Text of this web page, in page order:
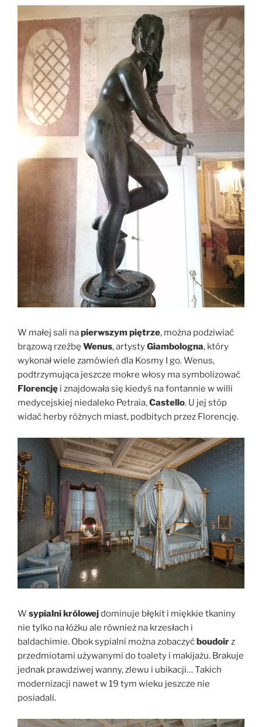
W małej sali napierwszym piętrze, można podziwiać
brązową rzeźbę Wenus, artystyGiambologna, który
wykonał wiele zamówień dla Kosmy I go. Wenus,
podtrzymująca jeszcze mokre włosy ma symbolizować
Florencję i znajdowała się kiedyś na fontannie w willi
medycejskiej niedaleko Petraia,Castello. U jej stóp
widać herby różnych miast, podbitych przez Florencję.
W sypialni królowejdominuje błękit i miękkie tkaniny
nie tylko na łóżku ale również na krzesłach i
baldachimie. Obok sypialni można zobaczyćboudoirz
przedmiotami używanymi do toalety i makijażu. Brakuje
jednak prawdziwej wanny, zlewu i ubikacji… Takich
modernizacji nawet w 19 tym wieku jeszcze nie
posiadali.